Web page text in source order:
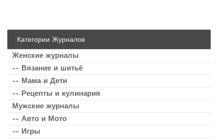
Категории Журналов
Женские журналы
-- Вязание и шитьё
-- Мама и Дети
-- Рецепты и кулинария
Мужские журналы
-- Авто и Мото
-- Игры